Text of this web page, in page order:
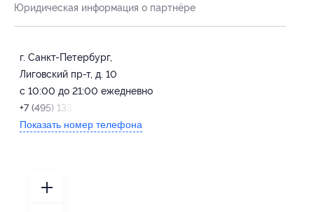
Юридическая информация о партнёре
г. Санкт-Петербург,
Лиговский пр-т, д. 10
с 10:00 до 21:00 ежедневно
+7 (495) 133-62-43
Показать номер телефона